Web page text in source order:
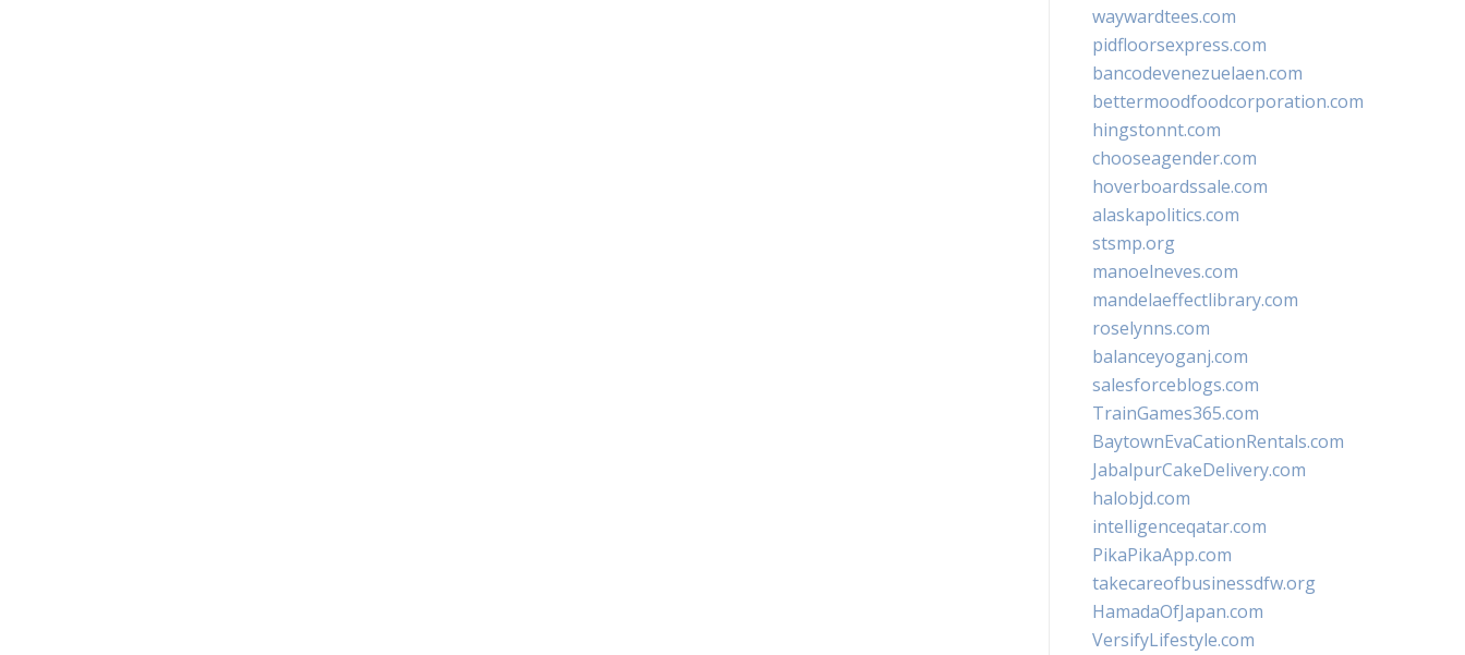
waywardtees.com
pidfloorsexpress.com
bancodevenezuelaen.com
bettermoodfoodcorporation.com
hingstonnt.com
chooseagender.com
hoverboardssale.com
alaskapolitics.com
stsmp.org
manoelneves.com
mandelaeffectlibrary.com
roselynns.com
balanceyoganj.com
salesforceblogs.com
TrainGames365.com
BaytownEvaCationRentals.com
JabalpurCakeDelivery.com
halobjd.com
intelligenceqatar.com
PikaPikaApp.com
takecareofbusinessdfw.org
HamadaOfJapan.com
VersifyLifestyle.com